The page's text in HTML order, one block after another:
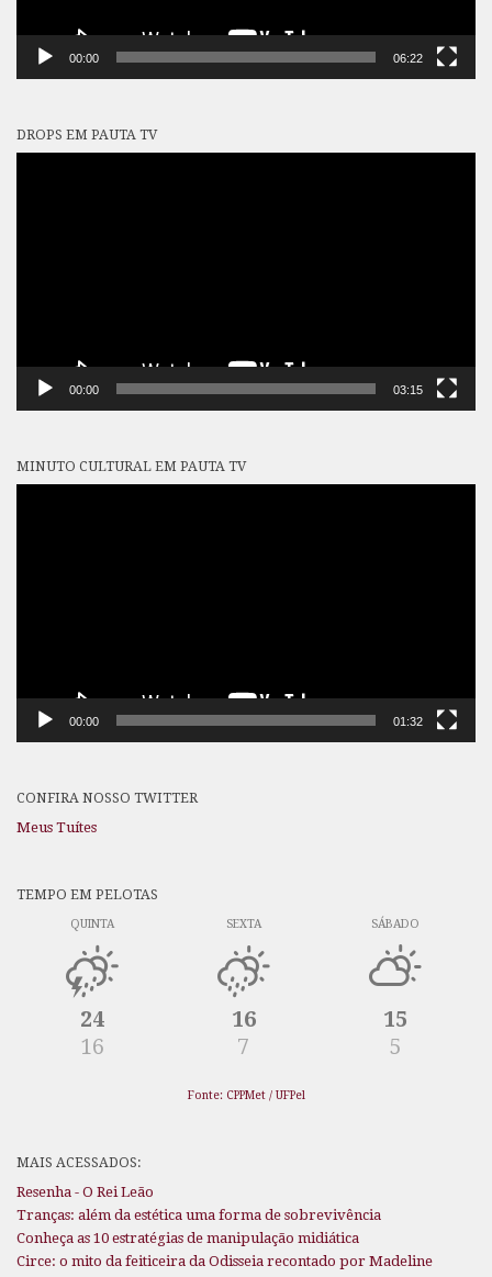
00:00 06:22
DROPS EM PAUTA TV
00:00 03:15
MINUTO CULTURAL EM PAUTA TV
00:00 01:32
CONFIRA NOSSO TWITTER
Meus Tuítes
TEMPO EM PELOTAS
QUINTA
24
16
SEXTA
16
7
SÁBADO
15
5
Fonte: CPPMet / UFPel
MAIS ACESSADOS:
Resenha - O Rei Leão
Tranças: além da estética uma forma de sobrevivência
Conheça as 10 estratégias de manipulação midiática
Circe: o mito da feiticeira da Odisseia recontado por Madeline